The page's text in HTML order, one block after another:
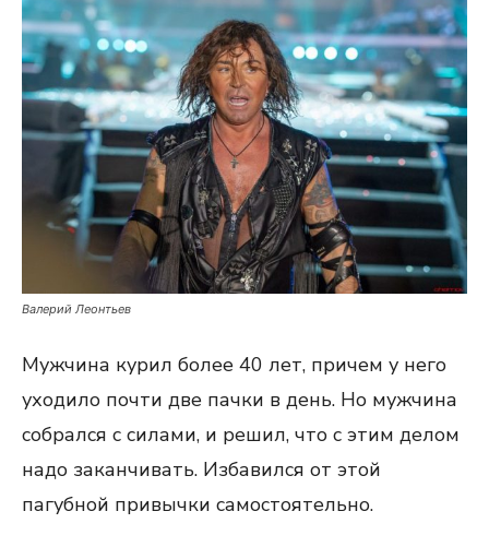
Валерий Леонтьев
Мужчина курил более 40 лет, причем у него
уходило почти две пачки в день. Но мужчина
собрался с силами, и решил, что с этим делом
надо заканчивать. Избавился от этой
пагубной привычки самостоятельно.